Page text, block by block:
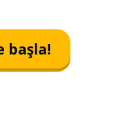
başla!